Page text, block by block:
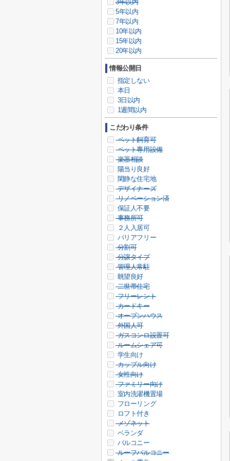
3年以内
5年以内
7年以内
10年以内
15年以内
20年以内
情報公開日
指定しない
本日
3日以内
1週間以内
こだわり条件
ペット飼育可
ペット専用設備
楽器相談
陽当り良好
閑静な住宅地
デザイナーズ
リノベーション済
保証人不要
事務所可
２人入居可
バリアフリー
分割可
分譲タイプ
管理人常駐
眺望良好
二世帯住宅
フリーレント
カードキー
オープンハウス
外国人可
ガスコンロ設置可
ルームシェア可
学生向け
カップル向け
女性向け
ファミリー向け
室内洗濯機置場
フローリング
ロフト付き
メゾネット
ベランダ
バルコニー
ルーフバルコニー